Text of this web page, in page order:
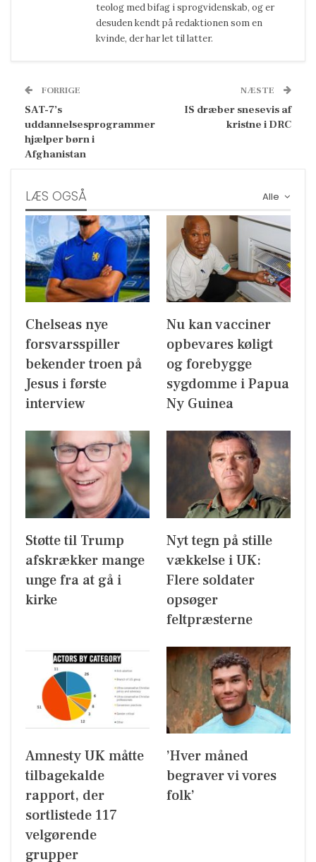
teolog med bifag i sprogvidenskab, og er
desuden kendt på redaktionen som en
kvinde, der har let til latter.
FORRIGE
SAT-7’s
uddannelsesprogrammer
hjælper børn i
Afghanistan
NÆSTE
IS dræber snesevis af
kristne i DRC
Alle
LÆS OGSÅ
Chelseas nye
forsvarsspiller
bekender troen på
Jesus i første
interview
Nu kan vacciner
opbevares køligt
og forebygge
sygdomme i Papua
Ny Guinea
Støtte til Trump
afskrækker mange
unge fra at gå i
kirke
Nyt tegn på stille
vækkelse i UK:
Flere soldater
opsøger
feltpræsterne
Amnesty UK måtte
tilbagekalde
rapport, der
sortlistede 117
velgørende
grupper
’Hver måned
begraver vi vores
folk’